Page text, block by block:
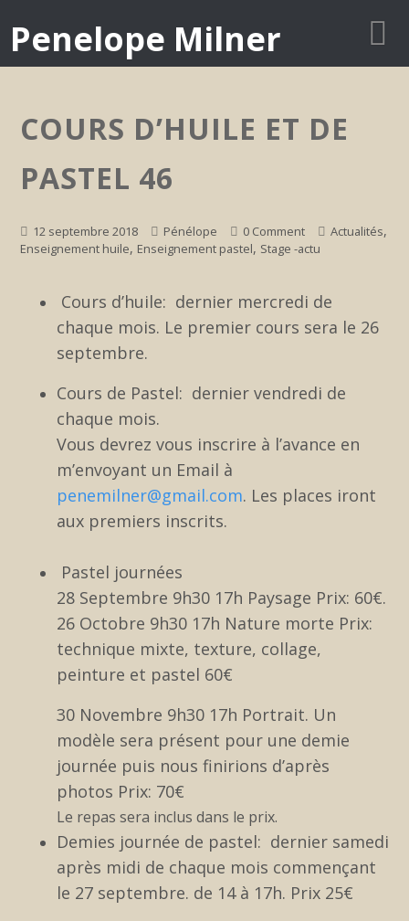
Penelope Milner
COURS D’HUILE ET DE
PASTEL 46
12 septembre 2018 Pénélope 0 Comment Actualités,
Enseignement huile, Enseignement pastel, Stage -actu
Cours d’huile: dernier mercredi de
chaque mois. Le premier cours sera le 26
septembre.
Cours de Pastel: dernier vendredi de
chaque mois.
Vous devrez vous inscrire à l’avance en
m’envoyant un Email à
penemilner@gmail.com. Les places iront
aux premiers inscrits.
Pastel journées
28 Septembre 9h30 17h Paysage Prix: 60€.
26 Octobre 9h30 17h Nature morte Prix:
technique mixte, texture, collage,
peinture et pastel 60€
30 Novembre 9h30 17h Portrait. Un
modèle sera présent pour une demie
journée puis nous finirions d’après
photos Prix: 70€
Le repas sera inclus dans le prix.
Demies journée de pastel: dernier samedi
après midi de chaque mois commençant
le 27 septembre. de 14 à 17h. Prix 25€